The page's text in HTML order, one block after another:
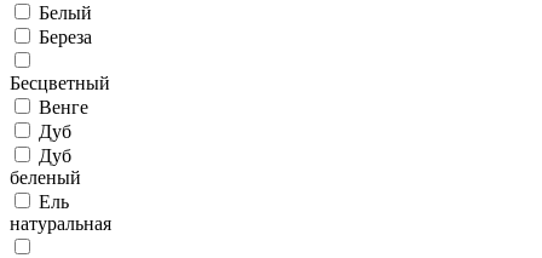
Белый
Береза
Бесцветный
Венге
Дуб
Дуб
беленый
Ель
натуральная